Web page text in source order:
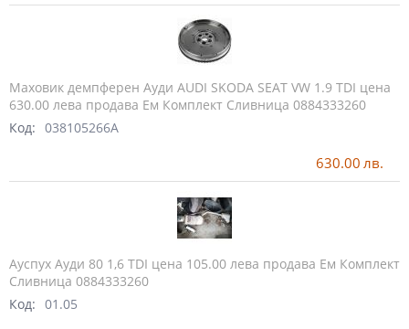
Маховик демпферен Ауди AUDI SKODA SEAT VW 1.9 TDI цена
630.00 лева продава Ем Комплект Сливница 0884333260
Код: 038105266A
630.00 лв.
Ауспух Ауди 80 1,6 TDI цена 105.00 лева продава Ем Комплект
Сливница 0884333260
Код: 01.05